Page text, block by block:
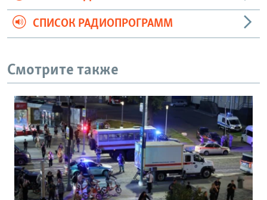
СПИСОК РАДИОПРОГРАММ
Смотрите также